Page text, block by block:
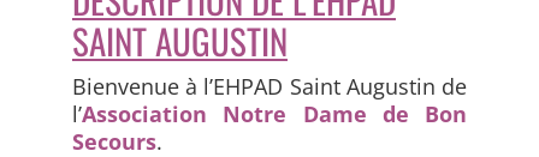
ACCÈS ET CONTACT
SAINT AUGUSTIN
Bienvenue à l’EHPAD Saint Augustin de
l’Association Notre Dame de Bon
Secours.